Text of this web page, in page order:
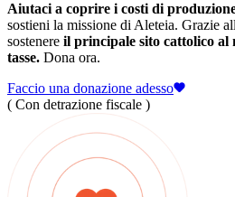
Aiutaci a coprire i costi di
sostieni la missione di Aleteia. Grazie
sostenere il principale sito cattolico al
tasse. Dona ora.
Faccio una donazione adesso
( Con detrazione fiscale )